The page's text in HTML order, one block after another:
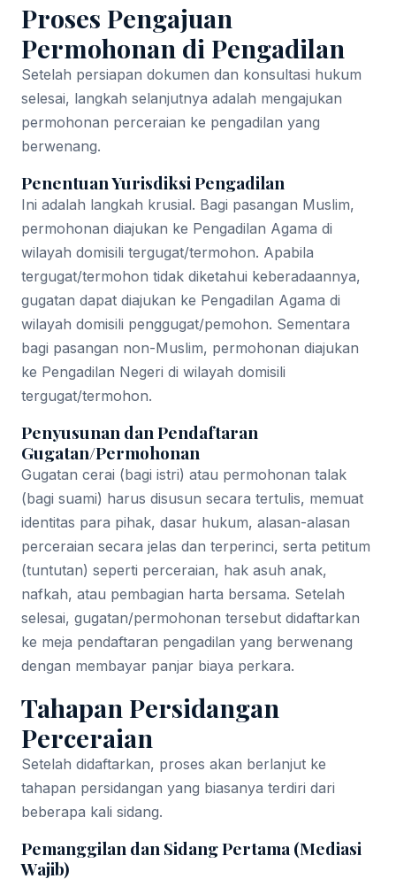
Proses Pengajuan
Permohonan di Pengadilan
Setelah persiapan dokumen dan konsultasi hukum
selesai, langkah selanjutnya adalah mengajukan
permohonan perceraian ke pengadilan yang
berwenang.
Penentuan Yurisdiksi Pengadilan
Ini adalah langkah krusial. Bagi pasangan Muslim,
permohonan diajukan ke Pengadilan Agama di
wilayah domisili tergugat/termohon. Apabila
tergugat/termohon tidak diketahui keberadaannya,
gugatan dapat diajukan ke Pengadilan Agama di
wilayah domisili penggugat/pemohon. Sementara
bagi pasangan non-Muslim, permohonan diajukan
ke Pengadilan Negeri di wilayah domisili
tergugat/termohon.
Penyusunan dan Pendaftaran
Gugatan/Permohonan
Gugatan cerai (bagi istri) atau permohonan talak
(bagi suami) harus disusun secara tertulis, memuat
identitas para pihak, dasar hukum, alasan-alasan
perceraian secara jelas dan terperinci, serta petitum
(tuntutan) seperti perceraian, hak asuh anak,
nafkah, atau pembagian harta bersama. Setelah
selesai, gugatan/permohonan tersebut didaftarkan
ke meja pendaftaran pengadilan yang berwenang
dengan membayar panjar biaya perkara.
Tahapan Persidangan
Perceraian
Setelah didaftarkan, proses akan berlanjut ke
tahapan persidangan yang biasanya terdiri dari
beberapa kali sidang.
Pemanggilan dan Sidang Pertama (Mediasi
Wajib)